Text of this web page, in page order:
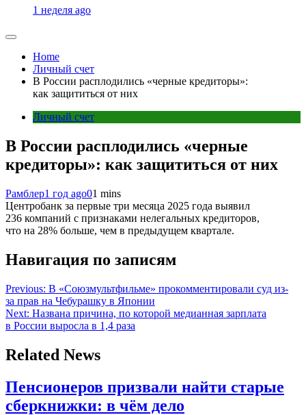
1 неделя ago
Home
Личный счет
В России расплодились «черные кредиторы»:
как защититься от них
Личный счет
В России расплодились «черные
кредиторы»: как защититься от них
Рамблер1 год ago01 mins
Центробанк за первые три месяца 2025 года выявил
236 компаний с признаками нелегальных кредиторов,
что на 28% больше, чем в предыдущем квартале.
Навигация по записям
Previous: В «Союзмультфильме» прокомментировали суд из-
за прав на Чебурашку в Японии
Next: Названа причина, по которой медианная зарплата
в России выросла в 1,4 раза
Related News
Пенсионеров призвали найти старые
сберкнижки: в чём дело